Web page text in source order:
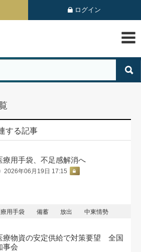
ログイン
する記事
療用手袋、不足感解消へ
2026年06月19日 17:15
療用手袋 備蓄 放出 中東情勢
療物資の安定供給で対策要望 全国
事会